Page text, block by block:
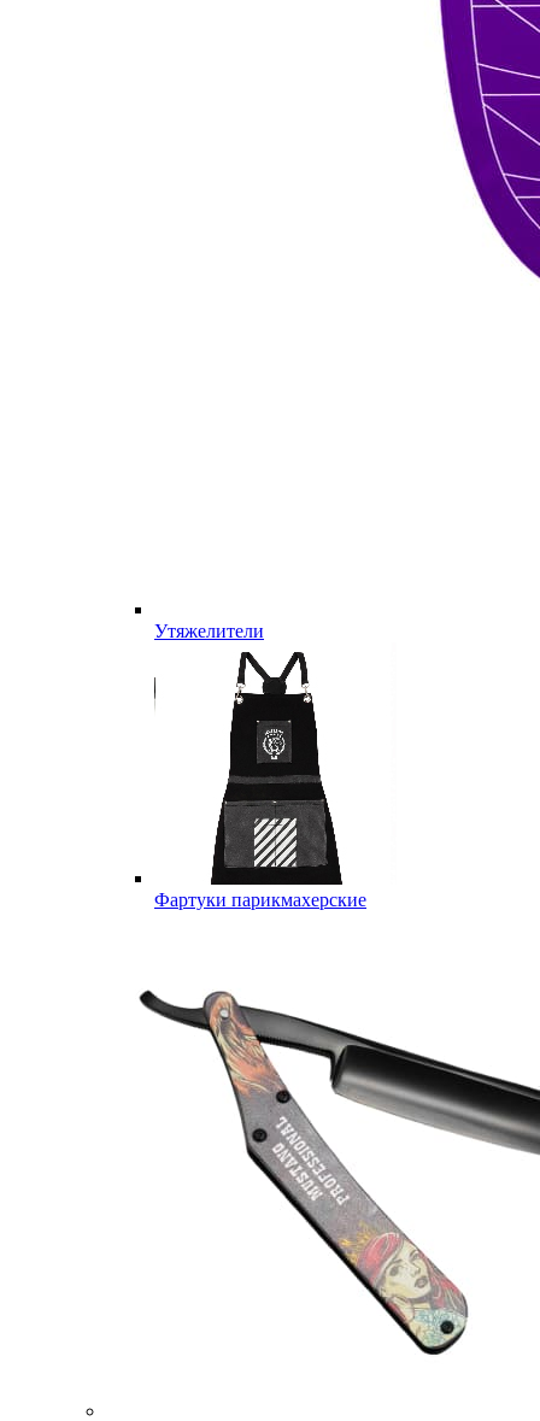
Утяжелители
Фартуки парикмахерские